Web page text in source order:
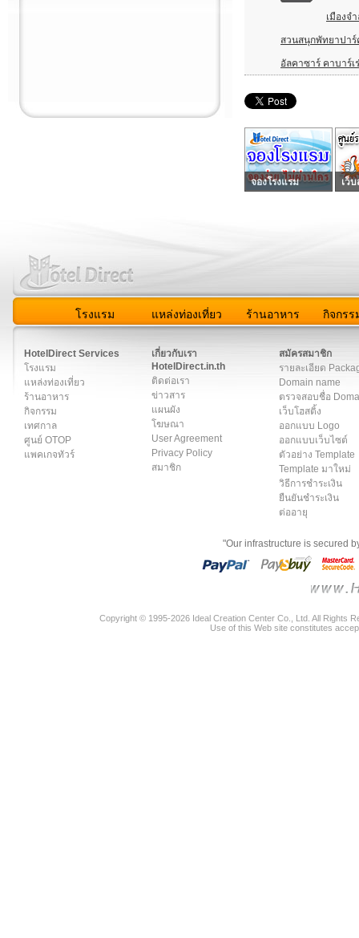
เมืองจ
สวนสนุกพัทยาปาร์
อัลคาซาร์ คาบาร์เ
จองโรงแรม เว็
โรงแรม แหล่งท่องเที่ยว ร้านอาหาร กิจกรร
HotelDirect Services
โรงแรม
แหล่งท่องเที่ยว
ร้านอาหาร
กิจกรรม
เทศกาล
ศูนย์ OTOP
แพคเกจทัวร์
เกี่ยวกับเรา
HotelDirect.in.th
ติดต่อเรา
ข่าวสาร
แผนผัง
โฆษณา
User Agreement
Privacy Policy
สมาชิก
สมัครสมาชิก
รายละเอียด
Domain name
ตรวจสอบชื่อ
เว็บโฮสติ้ง
ออกแบบ Logo
ออกแบบเว็บไซต์
ตัวอย่าง Template
Template มาใหม่
วิธีการชำระเงิน
ยืนยันชำระเงิน
ต่ออายุ
"Our infrastructure is secured
Copyright © 1995-2026 Ideal Creation Center Co., Ltd. All Rights
Use of this Web site constitutes